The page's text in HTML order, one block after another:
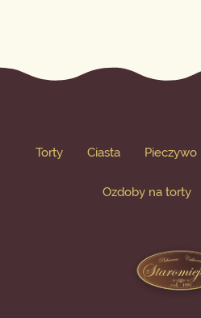
Torty Ciasta Pieczywo
Ozdoby na torty